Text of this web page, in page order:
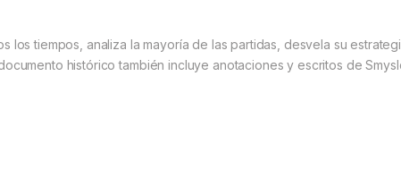
los tiempos, analiza la mayoría de las partidas, desvela su
histórico también incluye anotaciones y escritos de